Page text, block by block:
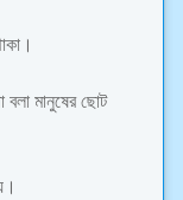
মানুষের ছোট